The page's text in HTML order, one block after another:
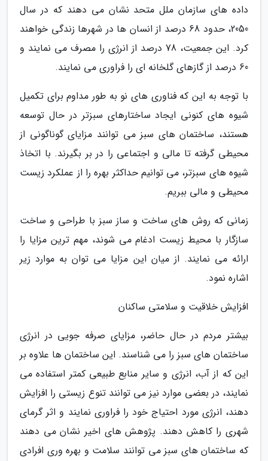
داده های سازمان ملل متحد نشان می دهند که در سال
2050، حدود 68 درصد از انسان ها در شهرها زندگی خواهند
کرد. این جمعیت، 78 درصد از انرژی را مصرف می نمایند و
60 درصد از گازهای گلخانه ای را فراوری می نمایند.
با توجه به این که فناوری های نو به طور مداوم برای تکمیل
شیوه های کنونی ایجاد ساختارهای سبزتر در حال توسعه
هستند، ساختمان های سبز می توانند مزایای گوناگونی از
محیطی گرفته تا مالی و اجتماعی را در بر بگیرند. با اتخاذ
شیوه های سبزتر، می توانیم حداکثر بهره را از عملکرد زیست
محیطی و مالی ببریم.
زمانی که روش های ساخت و ساز سبز با طراحی و ساخت
سازگار با محیط زیست ادغام می شوند، مهم ترین مزایا را
ارائه می نمایند. از میان این مزایا می توان به موارد زیر
اشاره نمود.
افزایش خلاقیت و سلامتی ساکنان
بیشتر مردم در حال حاضر، مزایای صرفه جویی در انرژی
ساختمان های سبز را می شناسند. این ساختمان ها علاوه بر
این که از آب، انرژی و سایر منابع طبیعی کمتر استفاده می
نمایند، در بعضی موارد نیز می توانند تنوع زیستی را افزایش
دهند، انرژی مورد احتیاج خود را فراوری نمایند و اثر گرمای
شهری را کاهش دهند. پژوهش های اخیر نشان می دهند
که ساختمان های سبز می توانند سلامت و بهره وری افرادی